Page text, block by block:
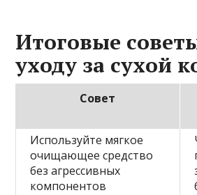
Итоговые
уходу за сухой
Совет
Используйте мягкое
очищающее средство
без агрессивных
компонентов